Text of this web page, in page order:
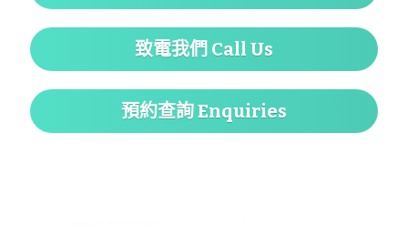
致電我們 Call Us
預約查詢 Enquiries